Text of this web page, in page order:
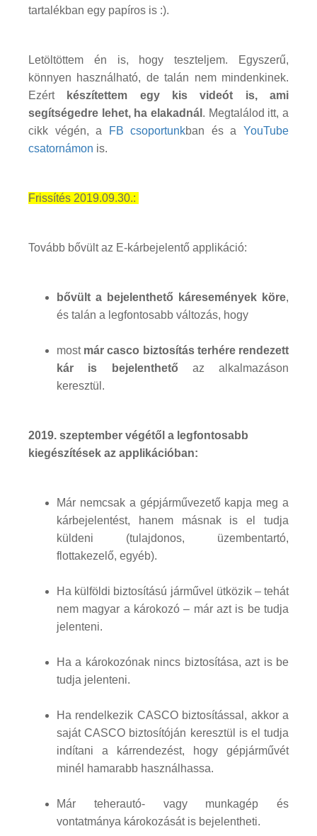
tartalékban egy papíros is :).
Letöltöttem én is, hogy teszteljem. Egyszerű,
könnyen használható, de talán nem mindenkinek.
Ezért
készítettem egy kis videót is, ami
segítségedre lehet, ha elakadnál . Megtalálod itt, a
cikk végén, a
FB csoportunkban és aYouTube
csatornámon is.
Frissítés 2019.09.30.:
Tovább bővült az E-kárbejelentő applikáció:
bővült a bejelenthető káresemények köre,
és talán a legfontosabb változás, hogy
most már casco biztosítás terhére rendezett
kár is bejelenthető az alkalmazáson
keresztül.
2019. szeptember végétől a legfontosabb
kiegészítések az applikációban:
Már nemcsak a gépjárművezető kapja meg a
kárbejelentést, hanem másnak is el tudja
küldeni (tulajdonos, üzembentartó,
flottakezelő, egyéb).
Ha külföldi biztosítású járművel ütközik – tehát
nem magyar a károkozó – már azt is be tudja
jelenteni.
Ha a károkozónak nincs biztosítása, azt is be
tudja jelenteni.
Ha rendelkezik CASCO biztosítással, akkor a
saját CASCO biztosítóján keresztül is el tudja
indítani a kárrendezést, hogy gépjárművét
minél hamarabb használhassa.
Már teherautó- vagy munkagép és
vontatmánya károkozását is bejelentheti.